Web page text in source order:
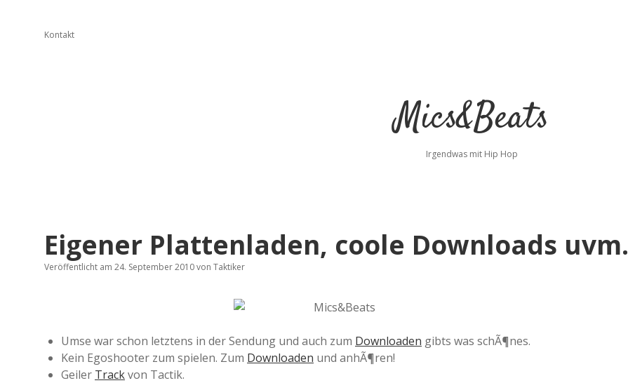
Kontakt
Mics&Beats
Irgendwas mit Hip Hop
Eigener Plattenladen, coole Downloads uvm.
Veröffentlicht am 24. September 2010von Taktiker
Umse war schon letztens in der Sendung und auch zum Downloaden gibts was schÃ¶nes.
Kein Egoshooter zum spielen. Zum Downloaden und anhÃ¶ren!
Geiler Trackvon Tactik.